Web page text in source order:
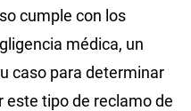
cumple con los
médica, un
caso para determinar
este tipo de reclamo de